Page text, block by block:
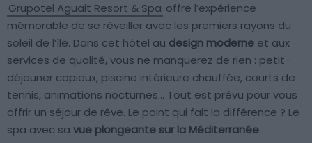
Grupotel Aguait Resort & Spa offre l’expérience
mémorable de se réveiller avec les premiers rayons du
soleil de l’île. Dans cet hôtel au design moderne et aux
services de qualité, vous ne manquerez de rien : petit-
déjeuner copieux, piscine intérieure chauffée, courts de
tennis, animations nocturnes… Tout est prévu pour vous
offrir un séjour de rêve. Le point qui fait la différence ? Le
spa avec sa vue plongeante sur la Méditerranée.